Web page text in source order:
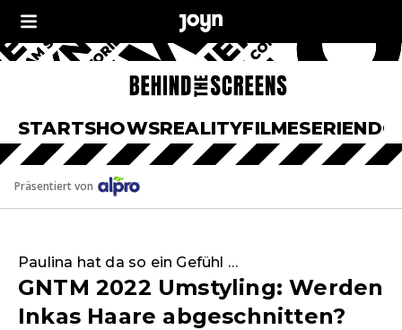
STARTSHOWSREALITYFILMESERIEN
Präsentiert von
Paulina hat da so ein Gefühl …
GNTM 2022 Umstyling: Werden
Inkas Haare abgeschnitten?